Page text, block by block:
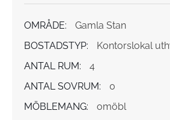
OMRÅDE:
Gamla Stan
BOSTADSTYP:
Kontorslokal
ANTAL RUM:
4
ANTAL SOVRUM:
0
MÖBLEMANG:
omöbl